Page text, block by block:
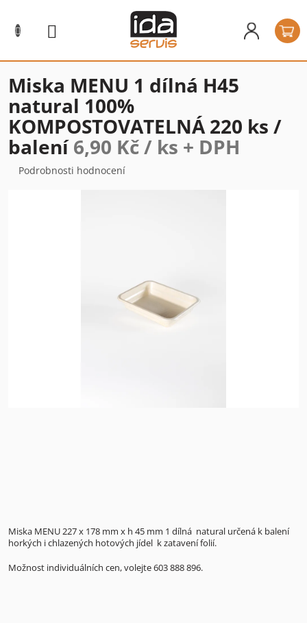
obsah
Miska MENU 1 dílná H45
natural 100%
KOMPOSTOVATELNÁ 220 ks /
balení6,90 Kč / ks + DPH
Průměrné
Podrobnosti hodnocení
Miska MENU 227 x 178 mm x h 45 mm 1 dílná natural určená k balení
horkých i chlazených hotových jídel k zatavení folií.
Možnost individuálních cen, volejte 603 888 896.